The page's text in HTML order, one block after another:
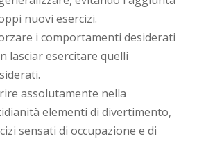
nuovi esercizi.
i comportamenti desiderati
lasciar esercitare quelli
assolutamente nella
elementi di divertimento,
sensati di occupazione e di